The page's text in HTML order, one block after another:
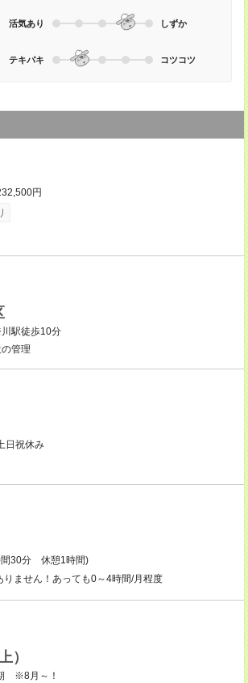
活気あり しずか
テキパキ コツコツ
円
駅徒歩10分
管理
日祝休み
間30分 休憩1時間)
りません！あっても0～4時間/月程度
）
※8月～！